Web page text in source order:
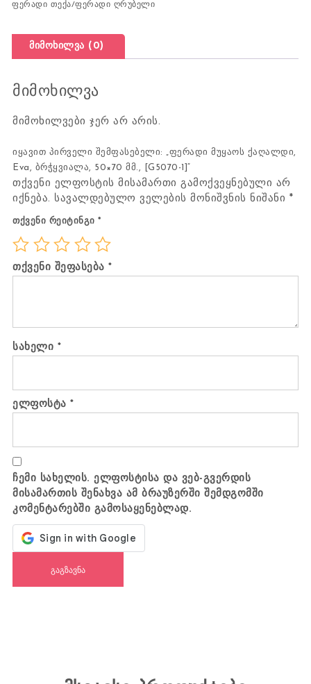
ფერადი თექა/ფერადი ღრუბელი
მიმოხილვა (0)
მიმოხილვა
მიმოხილვები ჯერ არ არის.
იყავით პირველი შემფასებელი: „ფერადი მუყაოს ქაღალდი,
Eva, ბრჭყვიალა, 50×70 მმ., [G5070-1]“
თქვენი ელფოსტის მისამართი გამოქვეყნებული არ
იქნება. სავალდებულო ველების მონიშვნის ნიშანი *
თქვენი რეიტინგი*
თქვენი შეფასება*
სახელი *
ელფოსტა*
ჩემი სახელის. ელფოსტისა და ვებ-გვერდის
მისამართის შენახვა ამ ბრაუზერში შემდგომში
კომენტარებში გამოსაყენებლად.